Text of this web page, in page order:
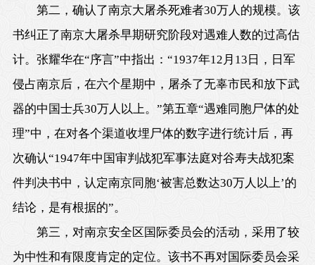
第二，确认了南京大屠杀死难者30万人的规模。该
书纠正了南京大屠杀早期研究阶段对遇难人数的过高估
计。张耀华在“序言”中指出：“1937年12月13日，日军
侵占南京后，在六个星期中，屠杀了无辜市民和放下武
器的中国士兵30万人以上。”第五章“遇难同胞尸体的处
理”中，在对各个渠道收埋尸体的数字进行统计后，再
次确认“1947年中国审判战犯军事法庭对谷寿夫战犯案
件判决书中，认定南京同胞‘被害总数达30万人以上’的
结论，是有根据的”。
第三，对南京安全区国际委员会的活动，采用了较
为中性和有限度肯定的定位。该书不再对国际委员会采